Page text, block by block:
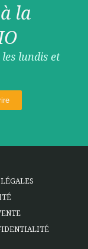
la
lundis et